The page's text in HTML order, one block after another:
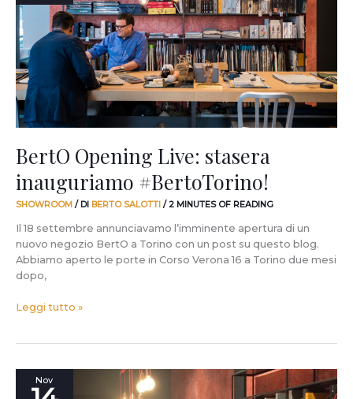
BertO Opening Live: stasera
inauguriamo #BertoTorino!
SHOWROOM / DI BERTO SALOTTI /2 MINUTES OF READING
Il 18 settembre annunciavamo l’imminente apertura di un
nuovo negozio BertO a Torino con un post su questo blog.
Abbiamo aperto le porte in Corso Verona 16 a Torino due mesi
dopo,
inauguriamo
#BertoTorino!
Leggi tutto »
Nov
Torino,